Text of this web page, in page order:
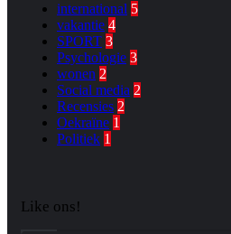
international 5
vakantie 4
SPORT 3
Psychologie 3
wonen 2
Social media 2
Recensies 2
Oekraïne 1
Politiek 1
Like ons!